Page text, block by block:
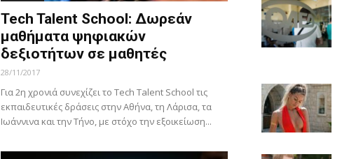
Tech Talent School: Δωρεάν
μαθήματα ψηφιακών
δεξιοτήτων σε μαθητές
28/11/2017
Για 2η χρονιά συνεχίζει το Tech Talent School τις
εκπαιδευτικές δράσεις στην Αθήνα, τη Λάρισα, τα
Ιωάννινα και την Τήνο, με στόχο την εξοικείωση...